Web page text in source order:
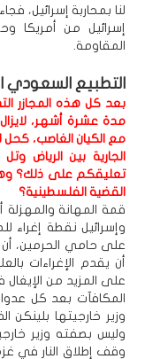
لنا بمحاربة إسرائيل،
إسرائيل من أمريكا
المقاومة.
التطبيع السعودي
بعد كل هذه المجازر
مدة عشرة أشهر،
مع الكيان الغاصب،
الجارية بين الرياض
تعليقكم على ذلك؟
القضية الفلسطينية؟
قمة المهانة والمهزلة
وإسرائيل نقطة إغراء
على حامي الحرمين،
أن يقدم الإغراءات
على المزيد من
المكافآت بعد كل
وزير خارجيتها بلينكن
وليس بصفته وزير
وقف إطلاق النار في